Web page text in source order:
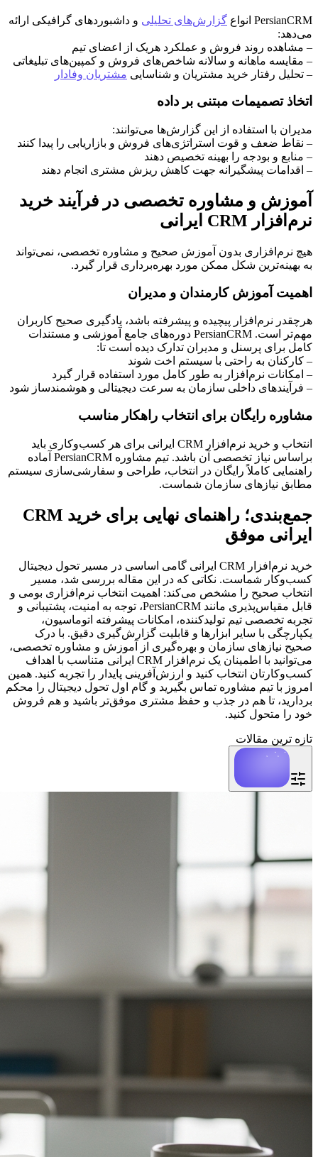
PersianCRM انواع گزارش‌های تحلیلی و داشبوردهای گرافیکی ارائه
می‌دهد:
– مشاهده روند فروش و عملکرد هریک از اعضای تیم
– مقایسه ماهانه و سالانه شاخص‌های فروش و کمپین‌های تبلیغاتی
– تحلیل رفتار خرید مشتریان و شناسایی مشتریان وفادار
اتخاذ تصمیمات مبتنی بر داده
مدیران با استفاده از این گزارش‌ها می‌توانند:
– نقاط ضعف و قوت استراتژی‌های فروش و بازاریابی را پیدا کنند
– منابع و بودجه را بهینه تخصیص دهند
– اقدامات پیشگیرانه جهت کاهش ریزش مشتری انجام دهند
آموزش و مشاوره تخصصی در فرآیند خرید
نرم‌افزار CRM ایرانی
هیچ نرم‌افزاری بدون آموزش صحیح و مشاوره تخصصی، نمی‌تواند
به بهینه‌ترین شکل ممکن مورد بهره‌برداری قرار گیرد.
اهمیت آموزش کارمندان و مدیران
هرچقدر نرم‌افزار پیچیده و پیشرفته باشد، یادگیری صحیح کاربران
مهم‌تر است. PersianCRM دوره‌های جامع آموزشی و مستندات
کامل برای پرسنل و مدیران تدارک دیده است تا:
– کارکنان به راحتی با سیستم اخت شوند
– امکانات نرم‌افزار به طور کامل مورد استفاده قرار گیرد
– فرآیندهای داخلی سازمان به سرعت دیجیتالی و هوشمندساز شود
مشاوره رایگان برای انتخاب راهکار مناسب
انتخاب و خرید نرم‌افزار CRM ایرانی برای هر کسب‌وکاری باید
براساس نیاز تخصصی آن باشد. تیم مشاوره PersianCRM آماده
راهنمایی کاملاً رایگان در انتخاب، طراحی و سفارشی‌سازی سیستم
مطابق نیازهای سازمان شماست.
جمع‌بندی؛ راهنمای نهایی برای خرید CRM
ایرانی موفق
خرید نرم‌افزار CRM ایرانی گامی اساسی در مسیر تحول دیجیتال
کسب‌وکار شماست. نکاتی که در این مقاله بررسی شد، مسیر
انتخاب صحیح را مشخص می‌کند: اهمیت انتخاب نرم‌افزاری بومی و
قابل مقیاس‌پذیری مانند PersianCRM، توجه به امنیت، پشتیبانی و
تجربه تخصصی تیم تولیدکننده، امکانات پیشرفته اتوماسیون،
یکپارچگی با سایر ابزارها و قابلیت گزارش‌گیری دقیق. با درک
صحیح نیازهای سازمان و بهره‌گیری از آموزش و مشاوره تخصصی،
می‌توانید با اطمینان یک نرم‌افزار CRM ایرانی متناسب با اهداف
کسب‌وکارتان انتخاب کنید و ارزش‌آفرینی پایدار را تجربه کنید. همین
امروز با تیم مشاوره تماس بگیرید و گام اول تحول دیجیتال را محکم
بردارید، تا هم در جذب و حفظ مشتری موفق‌تر باشید و هم فروش
خود را متحول کنید.
تازه ترین مقالات